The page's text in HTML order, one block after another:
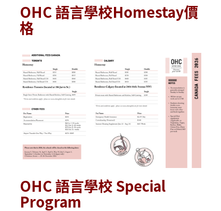
OHC 語言學校Homestay價
格
OHC 語言學校 Special
Program